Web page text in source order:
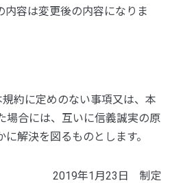
内容は変更後の内容になりま
約に定めのない事項又は、本
場合には、互いに信義誠実の原
解決を図るものとします。
2019年1月23日 制定